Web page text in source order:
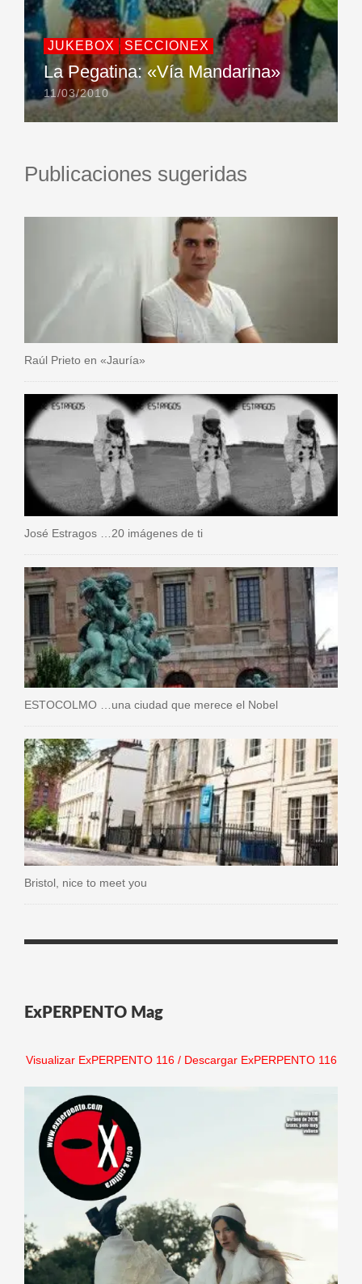
JUKEBOX SECCIONEX
La Pegatina: «Vía Mandarina»
11/03/2010
Publicaciones sugeridas
Raúl Prieto en «Jauría»
José Estragos …20 imágenes de ti
ESTOCOLMO …una ciudad que merece el Nobel
Bristol, nice to meet you
ExPERPENTO Mag
Visualizar ExPERPENTO 116/ Descargar ExPERPENTO 116